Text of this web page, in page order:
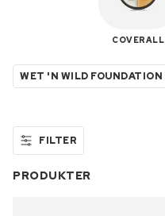
COVERALL
WET 'N WILD FOUNDATION
FILTER
PRODUKTER